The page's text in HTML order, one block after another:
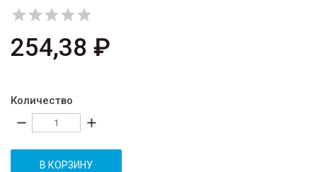

254,38 ₽
Количество
remove add
В КОРЗИНУ